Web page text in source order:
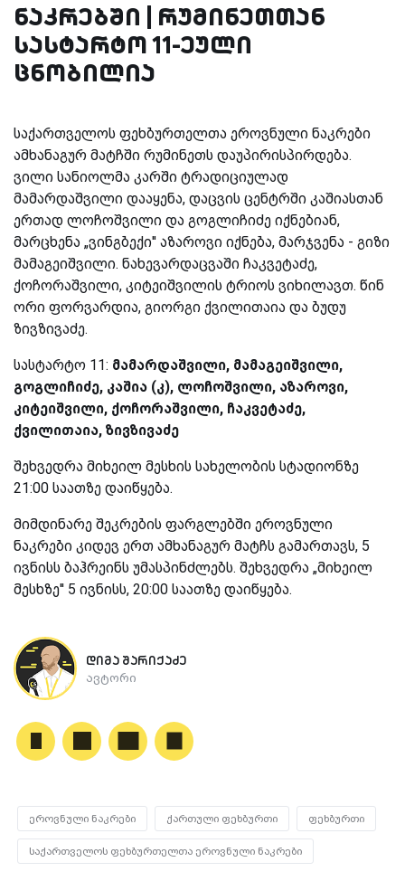
ნაკრებში | რუმინეთთან
სასტარტო 11-ეული
ცნობილია
საქართველოს ფეხბურთელთა ეროვნული ნაკრები
ამხანაგურ მატჩში რუმინეთს დაუპირისპირდება.
ვილი სანიოლმა კარში ტრადიციულად
მამარდაშვილი დააყენა, დაცვის ცენტრში კაშიასთან
ერთად ლოჩოშვილი და გოგლიჩიძე იქნებიან,
მარცხენა „ვინგბექი'' აზაროვი იქნება, მარჯვენა - გიზი
მამაგეიშვილი. ნახევარდაცვაში ჩაკვეტაძე,
ქოჩორაშვილი, კიტეიშვილის ტრიოს ვიხილავთ. წინ
ორი ფორვარდია, გიორგი ქვილითაია და ბუდუ
ზივზივაძე.
სასტარტო 11: მამარდაშვილი, მამაგეიშვილი,
გოგლიჩიძე, კაშია (კ), ლოჩოშვილი, აზაროვი,
კიტეიშვილი, ქოჩორაშვილი, ჩაკვეტაძე,
ქვილითაია, ზივზივაძე
შეხვედრა მიხეილ მესხის სახელობის სტადიონზე
21:00 საათზე დაიწყება.
მიმდინარე შეკრების ფარგლებში ეროვნული
ნაკრები კიდევ ერთ ამხანაგურ მატჩს გამართავს, 5
ივნისს ბაჰრეინს უმასპინძლებს. შეხვედრა „მიხეილ
მესხზე'' 5 ივნისს, 20:00 საათზე დაიწყება.
დიმა შარიქაძე
ავტორი
ეროვნული ნაკრები ქართული ფეხბურთი ფეხბურთი
საქართველოს ფეხბურთელთა ეროვნული ნაკრები